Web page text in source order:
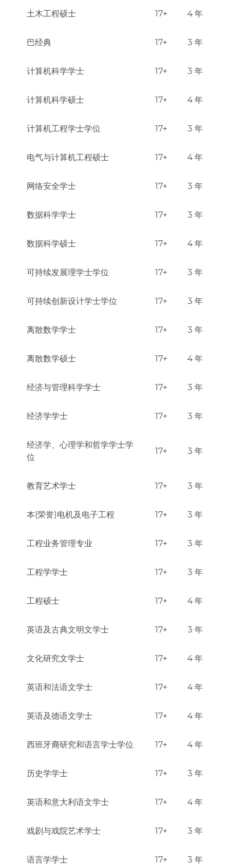
土木工程硕士 17+ 4 年
巴经典 17+ 3 年
计算机科学学士 17+ 3 年
计算机科学硕士 17+ 4 年
计算机工程学士学位 17+ 3 年
电气与计算机工程硕士 17+ 4 年
网络安全学士 17+ 3 年
数据科学学士 17+ 3 年
数据科学硕士 17+ 4 年
可持续发展理学士学位 17+ 3 年
可持续创新设计学士学位 17+ 3 年
离散数学学士 17+ 3 年
离散数学硕士 17+ 4 年
经济与管理科学学士 17+ 3 年
经济学学士 17+ 3 年
经济学、心理学和哲学学士学
位
17+ 3 年
教育艺术学士 17+ 3 年
本(荣誉)电机及电子工程 17+ 3 年
工程业务管理专业 17+ 3 年
工程学学士 17+ 3 年
工程硕士 17+ 4 年
英语及古典文明文学士 17+ 3 年
文化研究文学士 17+ 4 年
英语和法语文学士 17+ 4 年
英语及德语文学士 17+ 4 年
西班牙裔研究和语言学士学位 17+ 4 年
历史学学士 17+ 3 年
英语和意大利语文学士 17+ 4 年
戏剧与戏院艺术学士 17+ 3 年
语言学学士 17+ 3 年